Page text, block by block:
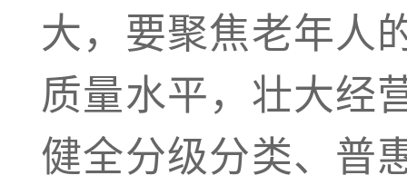
大，要聚焦老年人
质量水平，壮大经
健全分级分类、普